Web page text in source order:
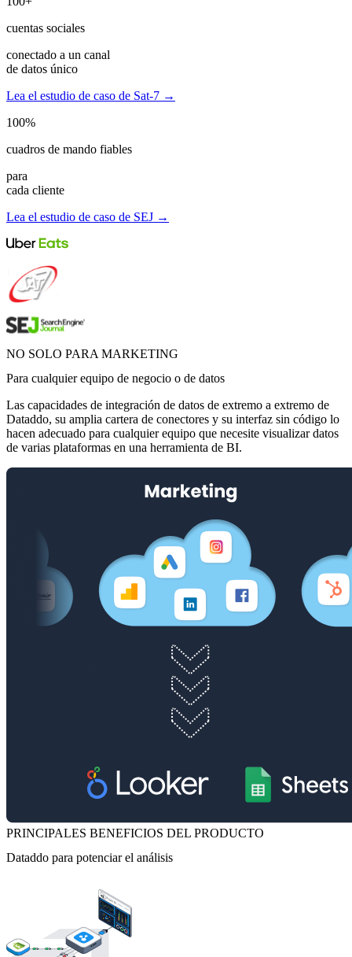
cuentas sociales
conectado a un canal
de datos único
Lea el estudio de caso de Sat-7 →
100%
cuadros de mando fiables
para
cada cliente
Lea el estudio de caso de SEJ →
NO SOLO PARA MARKETING
Para cualquier equipo de negocio o de datos
Las capacidades de integración de datos de extremo a extremo de
Dataddo, su amplia cartera de conectores y su interfaz sin código lo
hacen adecuado para cualquier equipo que necesite visualizar datos
de varias plataformas en una herramienta de BI.
PRINCIPALES BENEFICIOS DEL PRODUCTO
Dataddo para potenciar el análisis